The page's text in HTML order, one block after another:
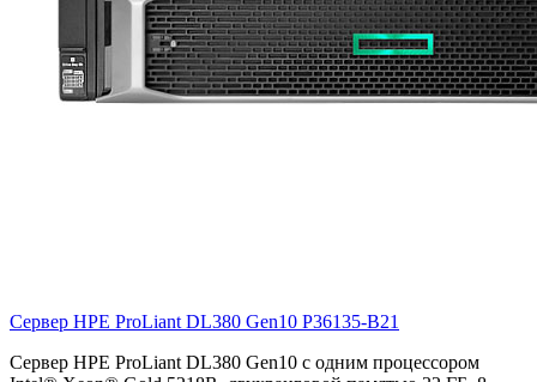
Сервер HPE ProLiant DL380 Gen10 P36135-B21
Сервер HPE ProLiant DL380 Gen10 с одним процессором